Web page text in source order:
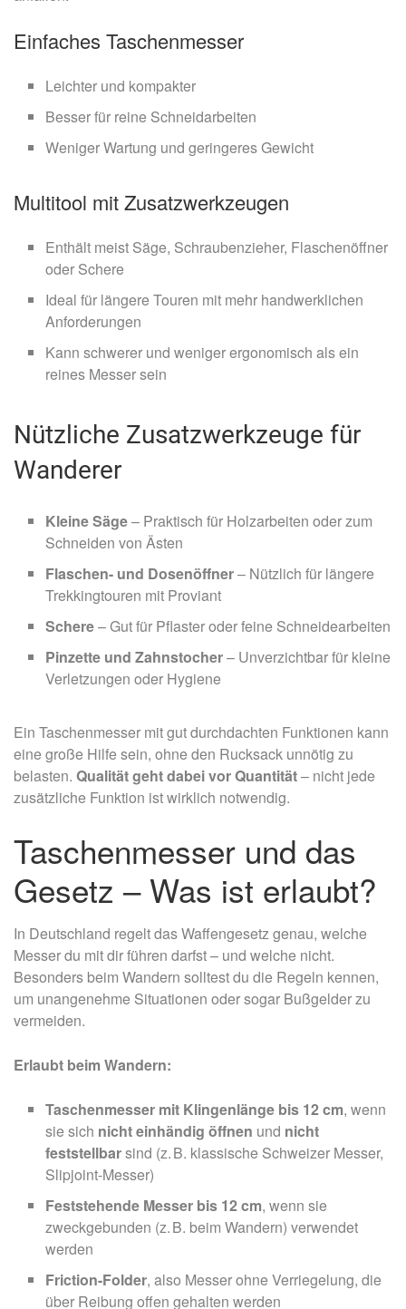
Einfaches Taschenmesser
Leichter und kompakter
Besser für reine Schneidarbeiten
Weniger Wartung und geringeres Gewicht
Multitool mit Zusatzwerkzeugen
Enthält meist Säge, Schraubenzieher, Flaschenöffner
oder Schere
Ideal für längere Touren mit mehr handwerklichen
Anforderungen
Kann schwerer und weniger ergonomisch als ein
reines Messer sein
Nützliche Zusatzwerkzeuge für
Wanderer
Kleine Säge– Praktisch für Holzarbeiten oder zum
Schneiden von Ästen
Flaschen- und Dosenöffner– Nützlich für längere
Trekkingtouren mit Proviant
Schere– Gut für Pflaster oder feine Schneidearbeiten
Pinzette und Zahnstocher– Unverzichtbar für kleine
Verletzungen oder Hygiene
Ein Taschenmesser mit gut durchdachten Funktionen kann
eine große Hilfe sein, ohne den Rucksack unnötig zu
belasten. Qualitätgeht dabei vor Quantität– nicht jede
zusätzliche Funktion ist wirklich notwendig.
Taschenmesser und das
Gesetz – Was ist erlaubt?
In Deutschland regelt das Waffengesetz genau, welche
Messer du mit dir führen darfst – und welche nicht.
Besonders beim Wandern solltest du die Regeln kennen,
um unangenehme Situationen oder sogar Bußgelder zu
vermeiden.
Erlaubt beim Wandern:
Taschenmesser mit Klingenlänge bis 12 cm, wenn
sie sich nicht einhändig öffnen und nicht
feststellbarsind (z. B. klassische Schweizer Messer,
Slipjoint-Messer)
Feststehende Messer bis 12 cm, wenn sie
zweckgebunden (z. B. beim Wandern) verwendet
werden
Friction-Folder, also Messer ohne Verriegelung, die
über Reibung offen gehalten werden